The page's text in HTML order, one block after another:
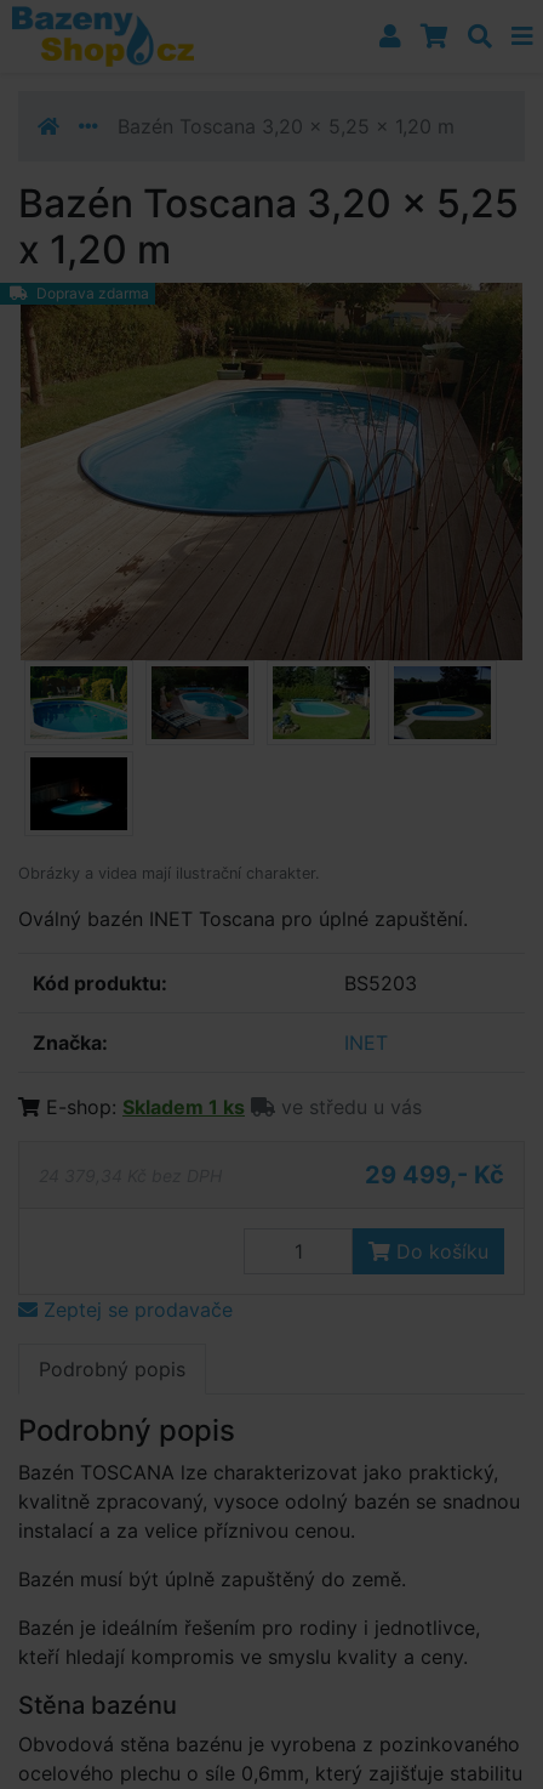
Přejít k navigaci
Přejít na obsah
Přejít k postrannímu sloupci
Bazén Toscana 3,20 x 5,25 x 1,20 m
Bazén Toscana 3,20 x 5,25
x 1,20 m
Doprava zdarma
Obrázky a videa mají ilustrační charakter.
Oválný bazén INET Toscana pro úplné zapuštění.
Kód produktu: BS5203
Značka: INET
E-shop: Skladem 1 ks ve středu u vás
29 499,- Kč
Do košíku
Zeptej se prodavače
Podrobný popis
Podrobný popis
Bazén TOSCANA lze charakterizovat jako praktický,
kvalitně zpracovaný, vysoce odolný bazén se snadnou
instalací a za velice příznivou cenou.
Bazén musí být úplně zapuštěný do země.
Bazén je ideálním řešením pro rodiny i jednotlivce,
kteří hledají kompromis ve smyslu kvality a ceny.
Stěna bazénu
Obvodová stěna bazénu je vyrobena z pozinkovaného
ocelového plechu o síle 0,6mm, který zajišťuje stabilitu